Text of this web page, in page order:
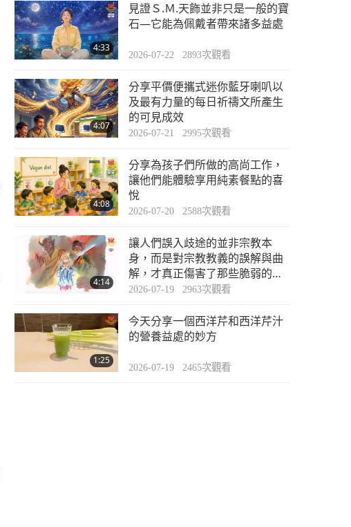
29
34:47
焦點新聞
30
35:21
焦點新聞
31
36:08
焦點新聞
4:33
見證Ｓ.Ｍ.天飾並非只是一般的寶
石—它能為佩戴者帶來諸多益處
2026-07-22 2893次觀看
4:07
分享平價便攜式迷你藍牙喇叭以
及最有力量的每日祈禱文所產生
的可見成效
2026-07-21 2995次觀看
4:08
分享為孩子們所做的高尚工作，
讓他們能體驗享用純素餐點的喜
悅
2026-07-20 2588次觀看
4:14
讓人們誤入歧途的並非宗教本
身，而是對宗教教義的誤解與曲
解，才真正傷害了那些脆弱的信
徒！
2026-07-19 2963次觀看
1:25
今天分享一個西洋芹和西洋芹汁
的營養益處的妙方
2026-07-19 2465次觀看